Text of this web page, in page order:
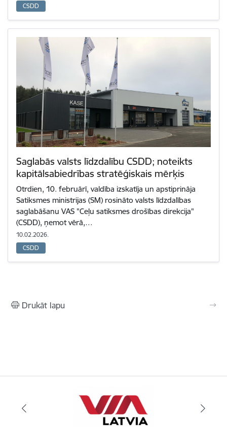
CSDD
Saglabās valsts līdzdalību CSDD; noteikts
kapitālsabiedrības stratēģiskais mērķis
Otrdien, 10. februārī, valdība izskatīja un apstiprināja
Satiksmes ministrijas (SM) rosināto valsts līdzdalības
saglabāšanu VAS "Ceļu satiksmes drošības direkcija"
(CSDD), ņemot vērā,…
10.02.2026.
CSDD
Drukāt lapu